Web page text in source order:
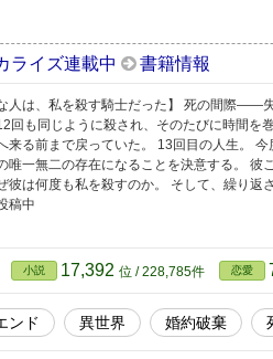
ライズ連載中 書籍情報
な人は、私を殺す騎士だった】 死の間際――
回も同じように殺され、そのたびに時間を
来る前まで戻っていた。 13回目の人生。
唯一無二の存在になることを決意する。 彼
彼は何度も私を殺すのか。 そして、繰り
稿中
小説 17,392 位 / 228,785件 恋愛
ンド 異世界 婚約破棄